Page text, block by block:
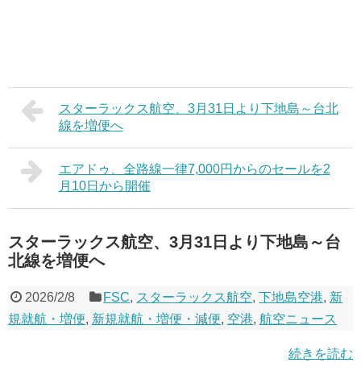
スターラックス航空、3月31日より下地島～台北
線を増便へ
エアドゥ、全路線一律7,000円からのセールを2
月10日から開催
スターラックス航空、3月31日より下地島～台
北線を増便へ
2026/2/8 FSC, スターラックス航空,下地島空港, 新
規就航・増便, 新規就航・増便・減便, 空港, 航空ニュース
続きを読む